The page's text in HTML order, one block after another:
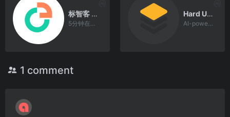
标智客 - 公司logo设计在线制作神器
5分钟在线生成专业的公司logo设计，网站标志，品牌商标设计，丰富创意素材，可修改字体，颜色，布局等。
Hard Usernames
AI-powered username generator that creates unique
1 comment